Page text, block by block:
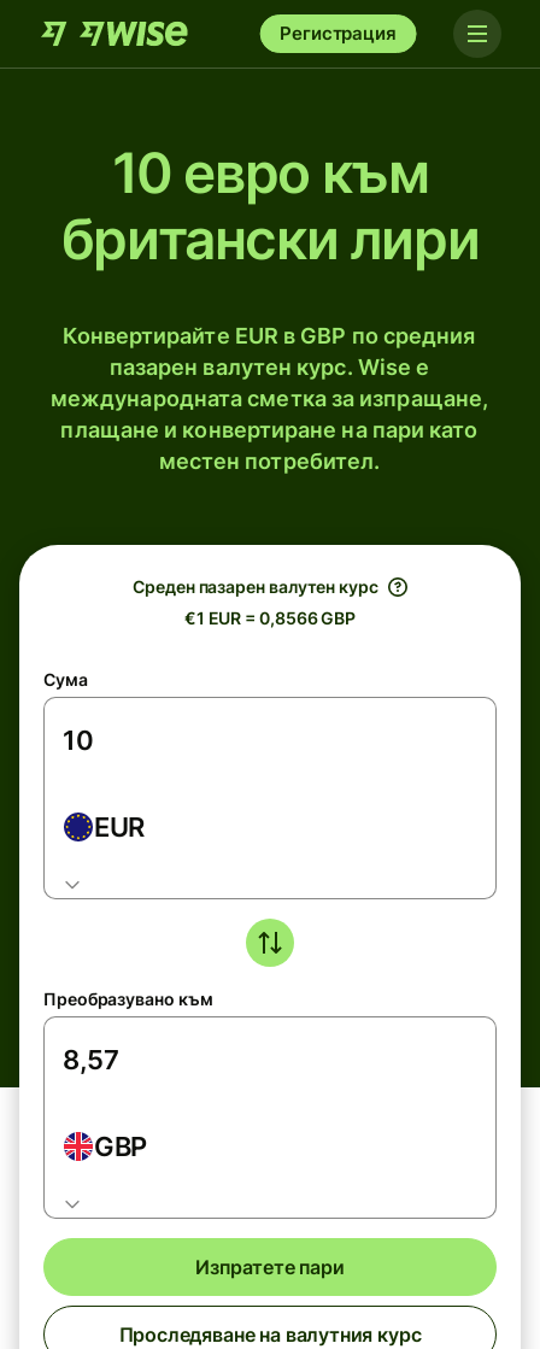
Регистрация
10 евро към
британски лири
Конвертирайте EUR в GBP по средния
пазарен валутен курс. Wise е
международната сметка за изпращане,
плащане и конвертиране на пари като
местен потребител.
Среден пазарен валутен курс
€1 EUR = 0,8566 GBP
Сума
EUR
Преобразувано към
GBP
Изпратете пари
Проследяване на валутния курс